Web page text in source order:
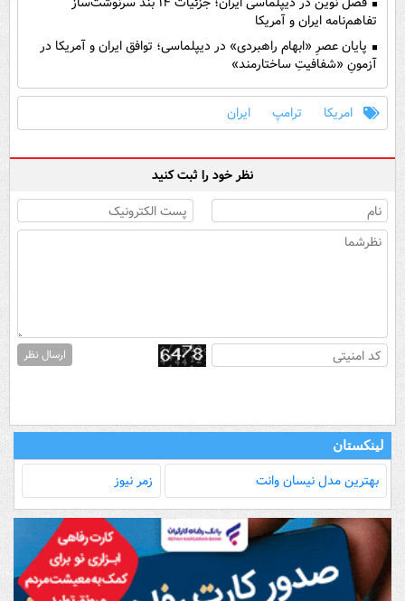
تفاهم‌نامه ایران و آمریکا
پایان عصرِ «ابهام راهبردی» در دیپلماسی؛ توافق ایران و آمریکا در
آزمونِ «شفافیتِ ساختارمند»
امریکا ترامپ ایران
نظر خود را ثبت کنید
ارسال نظر
لینکستان
بهترین مدل‌ نیسان وانت زمر نیوز